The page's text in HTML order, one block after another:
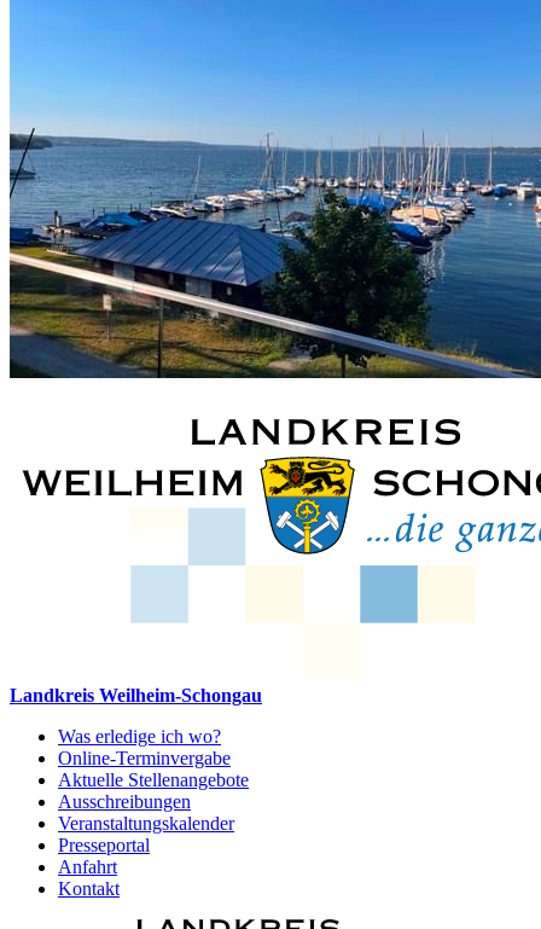
Landkreis Weilheim-Schongau
Was erledige ich wo?
Online-Terminvergabe
Aktuelle Stellenangebote
Ausschreibungen
Veranstaltungskalender
Presseportal
Anfahrt
Kontakt